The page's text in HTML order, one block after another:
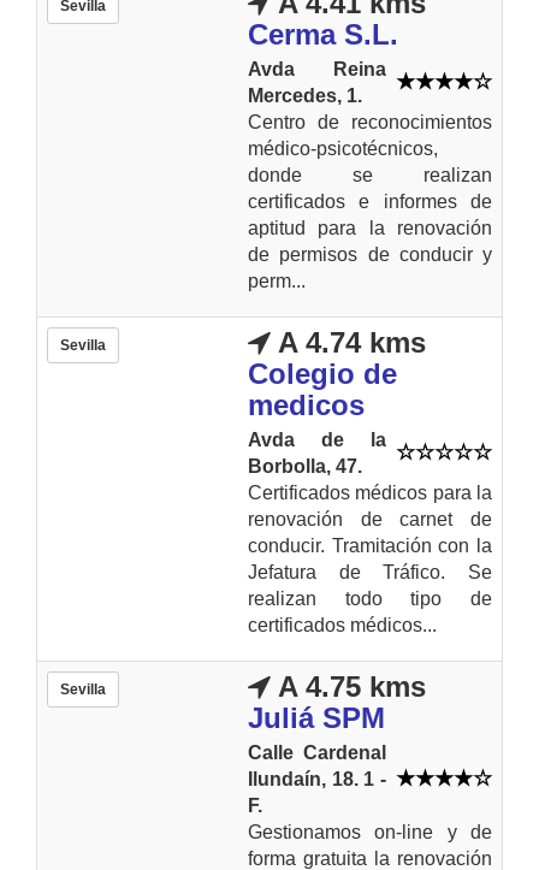
Sevilla
Cerma S.L.
Avda Reina
Mercedes, 1.
Centro de reconocimientos
médico-psicotécnicos,
donde se realizan
certificados e informes de
aptitud para la renovación
de permisos de conducir y
perm...
Sevilla
A 4.74 kms
Colegio de
medicos
Avda de la
Borbolla, 47.
Certificados médicos para la
renovación de carnet de
conducir. Tramitación con la
Jefatura de Tráfico. Se
realizan todo tipo de
certificados médicos...
Sevilla
A 4.75 kms
Juliá SPM
Calle Cardenal
Ilundaín, 18. 1 -
F.
Gestionamos on-line y de
forma gratuita la renovación